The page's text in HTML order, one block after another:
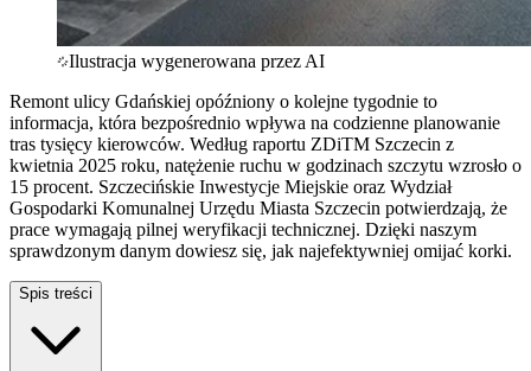
Ilustracja wygenerowana przez AI
Remont ulicy Gdańskiej opóźniony o kolejne tygodnie to
informacja, która bezpośrednio wpływa na codzienne planowanie
tras tysięcy kierowców. Według raportu ZDiTM Szczecin z
kwietnia 2025 roku, natężenie ruchu w godzinach szczytu wzrosło o
15 procent. Szczecińskie Inwestycje Miejskie oraz Wydział
Gospodarki Komunalnej Urzędu Miasta Szczecin potwierdzają, że
prace wymagają pilnej weryfikacji technicznej. Dzięki naszym
sprawdzonym danym dowiesz się, jak najefektywniej omijać korki.
Spis treści